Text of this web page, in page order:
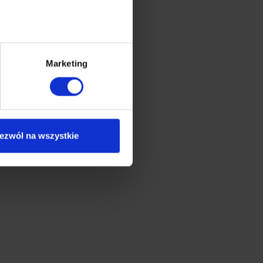
Marketing
na wszystkie